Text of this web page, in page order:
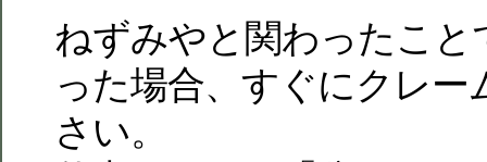
ねずみやと関わったこと
った場合、すぐにクレー
さい。